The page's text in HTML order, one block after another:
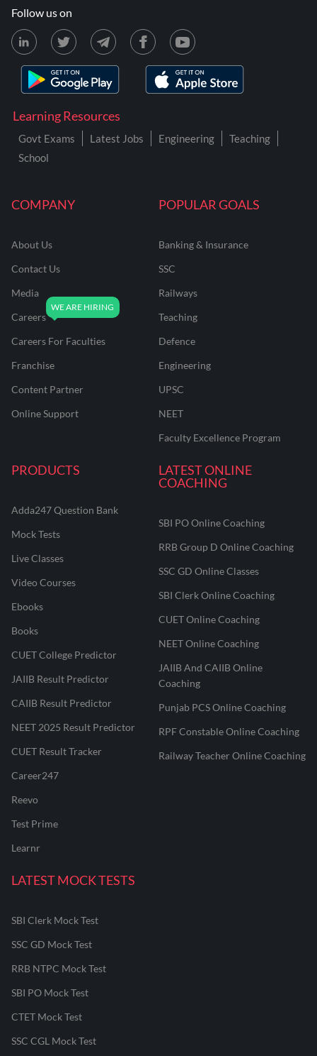
COMPANY
About Us
Contact Us
Media
Careers
Careers For Faculties
Franchise
Content Partner
Online Support
POPULAR GOALS
Banking & Insurance
SSC
Railways
Teaching
Defence
Engineering
UPSC
NEET
Faculty Excellence Program
PRODUCTS
Adda247 Question Bank
Mock Tests
Live Classes
Video Courses
Ebooks
Books
CUET College Predictor
JAIIB Result Predictor
CAIIB Result Predictor
NEET 2025 Result Predictor
CUET Result Tracker
Career247
Reevo
Test Prime
Learnr
LATEST ONLINE
COACHING
SBI PO Online Coaching
RRB Group D Online Coaching
SSC GD Online Classes
SBI Clerk Online Coaching
CUET Online Coaching
NEET Online Coaching
JAIIB And CAIIB Online
Coaching
Punjab PCS Online Coaching
RPF Constable Online Coaching
Railway Teacher Online Coaching
LATEST MOCK TESTS
SBI Clerk Mock Test
SSC GD Mock Test
RRB NTPC Mock Test
SBI PO Mock Test
CTET Mock Test
SSC CGL Mock Test
Learning Resources
Govt Exams Latest Jobs Engineering
Teaching
School
Follow us on